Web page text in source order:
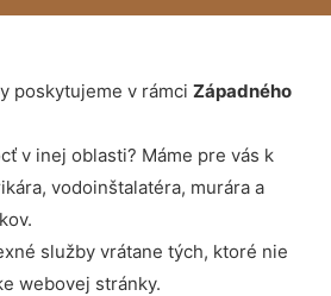
poskytujeme v rámci Západného
v inej oblasti? Máme pre vás k
vodoinštalatéra, murára a
služby vrátane tých, ktoré nie
webovej stránky.